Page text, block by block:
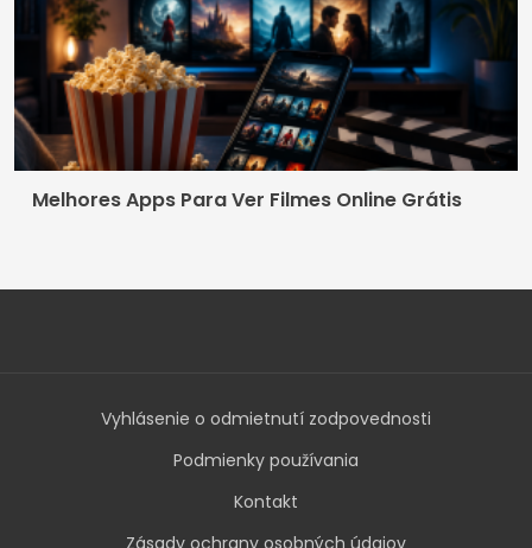
Melhores Apps Para Ver Filmes Online Grátis
Vyhlásenie o odmietnutí zodpovednosti
Podmienky používania
Kontakt
Zásady ochrany osobných údajov